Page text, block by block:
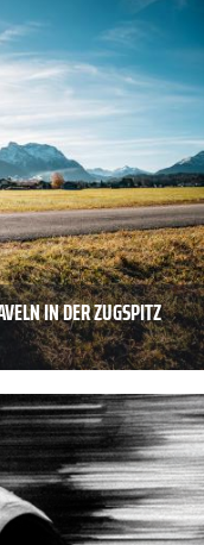
IN DER ZUGSPITZ